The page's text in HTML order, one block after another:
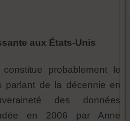
aux États-Unis
constitue probablement le
parlant de la décennie en
des données
en 2006 par Anne